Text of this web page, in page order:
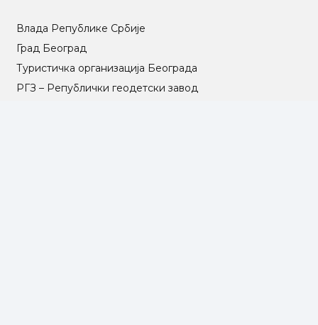
Влада Републике Србије
Град Београд
Туристичка организација Београда
РГЗ – Републички геодетски завод